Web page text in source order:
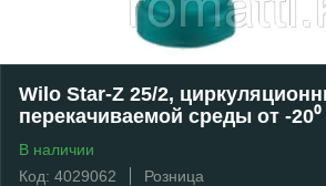
Wilo Star-Z 25/2,
перекачиваемой среды от -20⁰
В наличии
Код: 4029062
Розница